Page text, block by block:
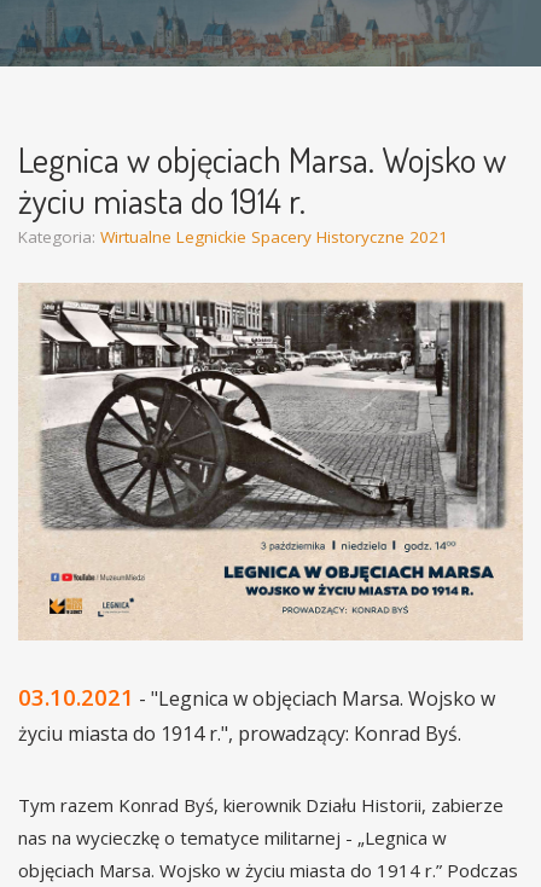
Legnica w objęciach Marsa. Wojsko w
życiu miasta do 1914 r.
Kategoria: Wirtualne Legnickie Spacery Historyczne 2021
03.10.2021 - "Legnica w objęciach Marsa. Wojsko w
życiu miasta do 1914 r.", prowadzący: Konrad Byś.
Tym razem Konrad Byś, kierownik Działu Historii, zabierze
nas na wycieczkę o tematyce militarnej - „Legnica w
objęciach Marsa. Wojsko w życiu miasta do 1914 r.” Podczas